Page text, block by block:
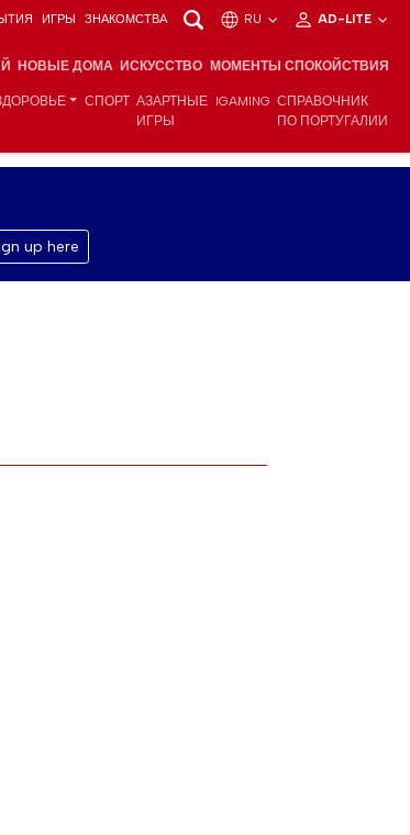
ИГРЫ ЗНАКОМСТВА RU AD-LITE
НОВЫЕ ДОМА ИСКУССТВО МОМЕНТЫ СПОКОЙСТВИЯ
СПОРТ АЗАРТНЫЕ
ИГРЫ
IGAMING СПРАВОЧНИК
ПО ПОРТУГАЛИИ
up here